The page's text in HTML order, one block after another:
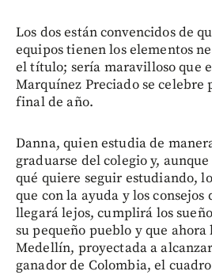
Los dos están convencidos de
equipos tienen los elementos
el título; sería maravilloso que
Marquínez Preciado se celebre
final de año.
Danna, quien estudia de
graduarse del colegio y,
qué quiere seguir estudiando,
que con la ayuda y los
llegará lejos, cumplirá los
su pequeño pueblo y que
Medellín, proyectada a
ganador de Colombia, el